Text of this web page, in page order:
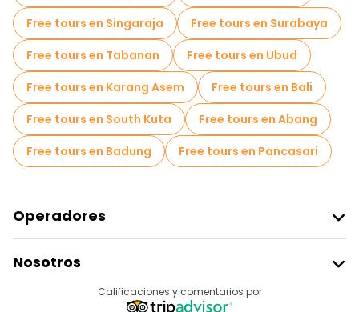
Free tours en Singaraja
Free tours en Surabaya
Free tours en Tabanan
Free tours en Ubud
Free tours en Karang Asem
Free tours en Bali
Free tours en South Kuta
Free tours en Abang
Free tours en Badung
Free tours en Pancasari
Operadores
Acceder Como Proveedor
Programa De Afiliados
Nosotros
Calificaciones y comentarios por